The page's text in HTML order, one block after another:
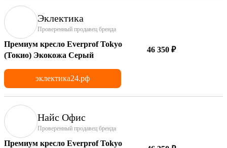
Эклектика
Проверенный продавец бренда
Премиум кресло Everprof Tokyo
(Токио) Экокожа Серый
46 350 ₽
эклектика24.рф
Найс Офис
Проверенный продавец бренда
Премиум кресло Everprof Tokyo